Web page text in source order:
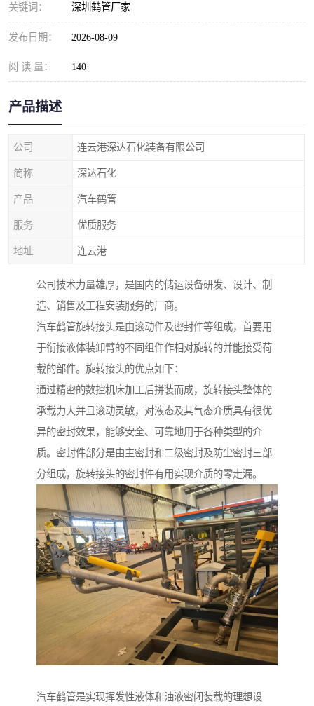
关键词： 深圳鹤管厂家
发布日期： 2026-08-09
阅 读 量： 140
产品描述
公司 连云港深达石化装备有限公司
简称 深达石化
产品 汽车鹤管
服务 优质服务
地址 连云港
公司技术力量雄厚，是国内的储运设备研发、设计、制
造、销售及工程安装服务的厂商。
汽车鹤管旋转接头是由滚动件及密封件等组成，首要用
于衔接液体装卸臂的不同组件作相对旋转的并能接受荷
载的部件。旋转接头的优点如下：
通过精密的数控机床加工后拼装而成，旋转接头整体的
承载力大并且滚动灵敏，对液态及其气态介质具有很优
异的密封效果，能够安全、可靠地用于各种类型的介
质。密封件部分是由主密封和二级密封及防尘密封三部
分组成，旋转接头的密封件有用实现介质的零走漏。
汽车鹤管是实现挥发性液体和油液密闭装载的理想设